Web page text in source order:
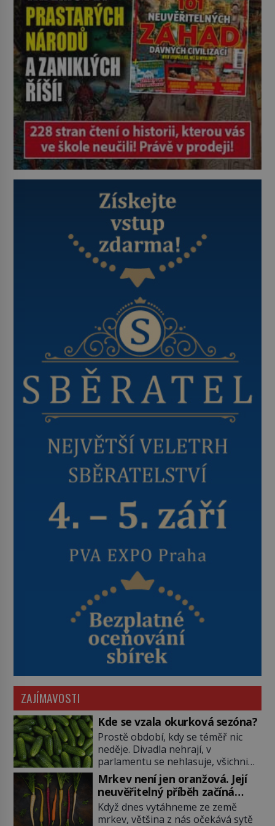
ZAJÍMAVOSTI
Kde se vzala okurková sezóna?
Prostě období, kdy se téměř nic
neděje. Divadla nehrají, v
parlamentu se nehlasuje, všichni
jsou na dovolené a média tak
nemají o čem mluvit a psát. A
vymýšlejí si proto témata, které
nikoho nezajímají. Proč je však ona
letní doba spojovaná zrovna s
Mrkev není jen oranžová. Její
neuvěřitelný příběh začíná
fialovou barvou
Když dnes vytáhneme ze země
mrkev, většina z nás očekává sytě